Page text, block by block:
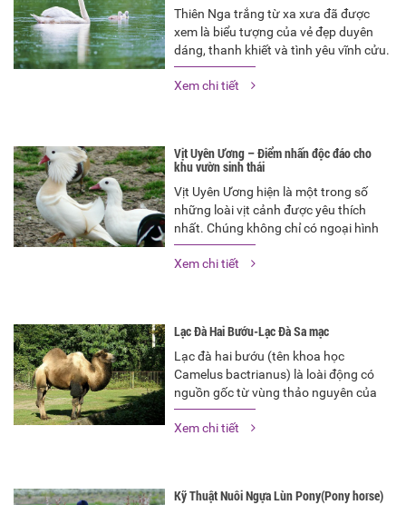
Thiên Nga trắng từ xa xưa đã được
xem là biểu tượng của vẻ đẹp duyên
dáng, thanh khiết và tình yêu vĩnh cửu.
Vì vậy, nhiều người tin rằng loài chim
xinh đẹp quý hiếm này sẽ mang đến sự
Xem chi tiết
Vịt Uyên Ương – Điểm nhấn độc đáo cho
khu vườn sinh thái
Vịt Uyên Ương hiện là một trong số
những loài vịt cảnh được yêu thích
nhất. Chúng không chỉ có ngoại hình
xinh đẹp, duyên dáng mà còn mang
trong mình ý nghĩa về một tình yêu
Xem chi tiết
Lạc Đà Hai Bướu-Lạc Đà Sa mạc
Lạc đà hai bướu (tên khoa học
Camelus bactrianus) là loài động có
nguồn gốc từ vùng thảo nguyên của
khu vực Đông Á. Lạc đà trưởng thành
cao trên 2 mét tính từ bướu trở xuống
Xem chi tiết
Kỹ Thuật Nuôi Ngựa Lùn Pony(Pony horse)